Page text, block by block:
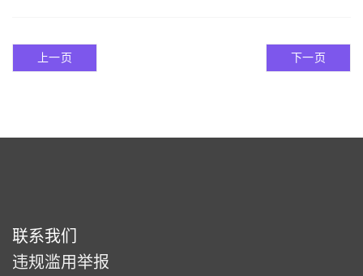
上一页 下一页
联系我们
违规滥用举报